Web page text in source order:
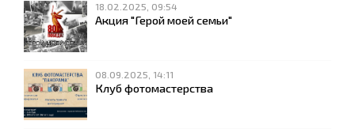
18.02.2025, 09:54
Акция "Герой моей семьи"
08.09.2025, 14:11
Клуб фотомастерства